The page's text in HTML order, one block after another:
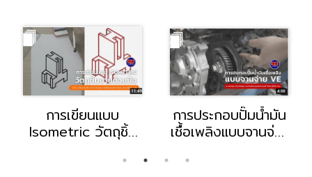
การเขียนแบบ
Isometric วัตถุชิ้น
การประกอบปั๊มน้ำมัน
เชื้อเพลิงแบบจานจ่าย
ประสพผล อาจารย์